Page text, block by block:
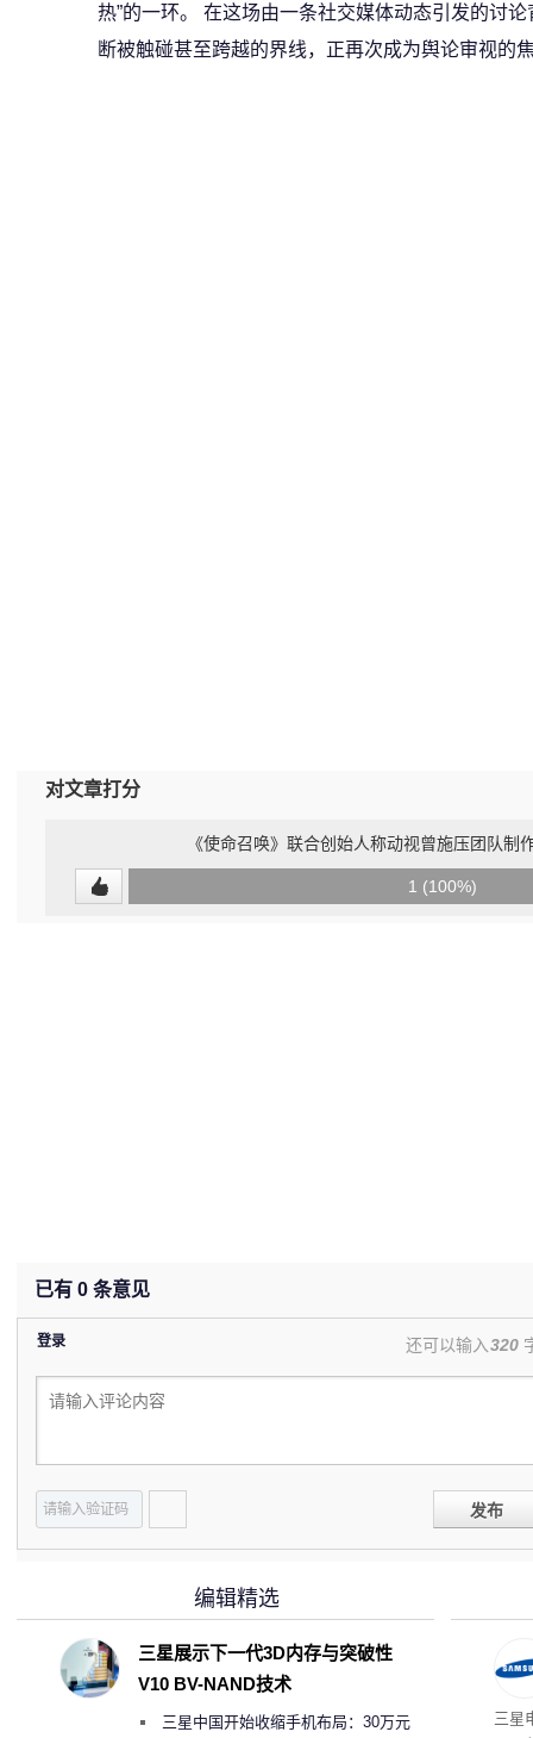
热”的一环。 在这场由一条社交媒体动态引发的讨
断被触碰甚至跨越的界线，正再次成为舆论审视的
对文章打分
《使命召唤》联合创始人称动视曾施压团队制
1 (100%)
已有 0 条意见
登录 还可以输入320
发布
三星
编辑精选
三星展示下一代3D内存与突破性
V10 BV-NAND技术
三星中国开始收缩手机布局：30万元